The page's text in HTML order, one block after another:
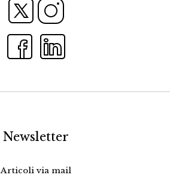
Newsletter
Articoli via mail